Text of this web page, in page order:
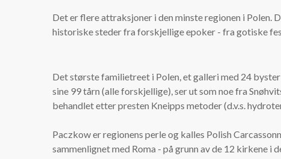
Det er flere attraksjoner i den minste regionen i Polen.
historiske steder fra forskjellige epoker - fra gotiske
Det største familietreet i Polen, et galleri med 24
sine 99 tårn (alle forskjellige), ser ut som noe fra
behandlet etter presten Kneipps metoder (d.v.s.
Paczkow er regionens perle og kalles Polish
sammenlignet med Roma - på grunn av de 12 kirkene i